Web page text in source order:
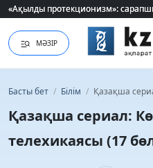
«Ақылды протекционизм»:
«Ақылды протекционизм»:
МӘЗІР
Басты бет / Білім / Қазақша
Қазақша сериал:
телехикаясы (17